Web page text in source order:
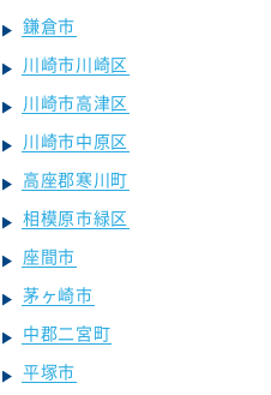
鎌倉市
川崎市川崎区
川崎市高津区
川崎市中原区
高座郡寒川町
相模原市緑区
座間市
茅ヶ崎市
中郡二宮町
平塚市